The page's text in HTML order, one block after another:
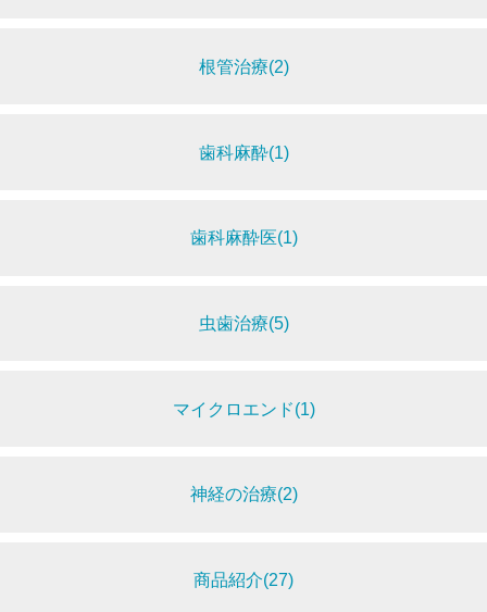
根管治療(2)
歯科麻酔(1)
歯科麻酔医(1)
虫歯治療(5)
マイクロエンド(1)
神経の治療(2)
商品紹介(27)